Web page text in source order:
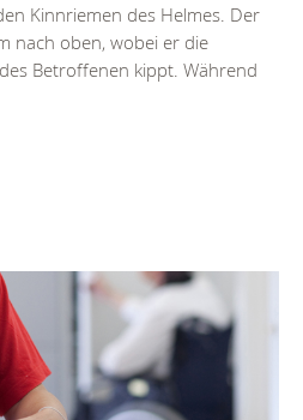
Kinnriemen des Helmes. Der
nach oben, wobei er die
Betroffenen kippt. Während